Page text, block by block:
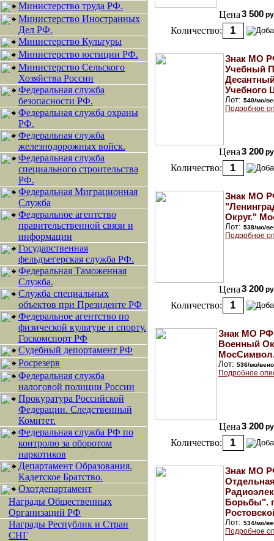
Министерство труда РФ.
Министерство Иностранных
Дел РФ.
Министерство Культуры
Министерство юстиции РФ.
Министерство Сельского
Хозяйства России
Федеральная служба
безопасности РФ.
Федеральная служба охраны
РФ.
Федеральная служба
железнодорожных войск.
Федеральная служба
специального строительства
РФ.
Федеральная Миграционная
Служба
Федеральное агентство
правительственной связи и
информации
Государственная
фельдъегерская служба РФ.
Федеральная Таможенная
Служба.
Служба специальных
объектов при Президенте РФ
Федеральное агентство по
физической культуре и спорту.
Госкомспорт РФ
Судебный депортамент РФ
Росрезерв
Федеральная служба
налоговой полиции России
Прокуратура Российской
Федерации. Следственный
Комитет.
Федеральная служба РФ по
контролю за оборотом
наркотиков
Департамент Образования.
Кадетское Братство.
Охотдепартамент
Награды Общественных
Организаций РФ
Награды Республик и Стран
СНГ
Цена 3 500
Количество:
Знак МО
Учебный
Учебного
Лот: 540/мо/
Подробное
Цена 3 200
Количество:
Знак МО
Округ."
Лот: 538/мо/
Подробное
Цена 3 200
Количество:
Знак МО РФ
Военный
Лот: 536/мо/
Подробное
Цена 3 200
Количество:
Знак МО
Борьбы".
Лот: 534/мо/
Подробное